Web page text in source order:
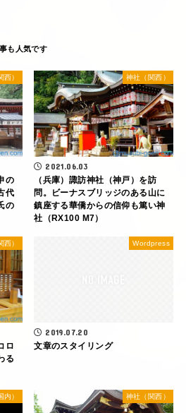
西）
の
代
の
神社（関西）
2021.06.03
（兵庫）諏訪神社（神戸）を訪
問。ビーナスブリッジのある山に
鎮座する華僑からの信仰も篤い神
社（RX100 M7）
西）
ロ
る
Wordpress
2019.07.20
文章のスタイリング
内） 神社（関西）